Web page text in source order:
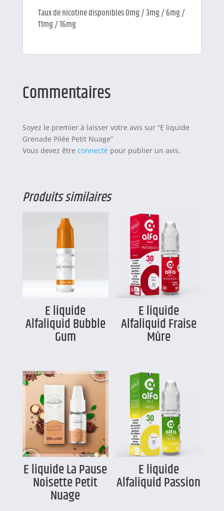
Taux de nicotine disponibles 0mg / 3mg / 6mg /
11mg / 16mg
Commentaires
Soyez le premier à laisser votre avis sur “E liquide
Grenade Pilée Petit Nuage”
Vous devez être connecté pour publier un avis.
Produits similaires
E liquide
Alfaliquid Bubble
Gum
E liquide
Alfaliquid Fraise
Mûre
E liquide La Pause
Noisette Petit
Nuage
E liquide
Alfaliquid Passion